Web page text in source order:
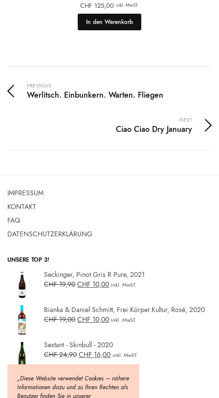
CHF 125,00 inkl. MwST.
In den Warenkorb
PREVIOUS
Werlitsch. Einbunkern. Warten. Fliegen
NEXT
Ciao Ciao Dry January
IMPRESSUM
KONTAKT
FAQ
DATENSCHUTZERKLÄRUNG
UNSERE TOP 3!
Seckinger, Pinot Gris R Pure, 2021
CHF19,90 CHF 10,00 inkl. MwST.
Bianka & Daniel Schmitt, Frei.Körper.Kultur, Rosé, 2020
CHF19,00 CHF 10,00 inkl. MwST.
Sextant - Skinbull - 2020
CHF24,90 CHF 16,00 inkl. MwST.
„Diese Website verwendet Cookies – nähere
Informationen dazu und zu Ihren Rechten als
Benutzer finden Sie in unserer